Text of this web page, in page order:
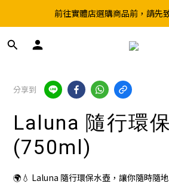
超取滿199、宅配滿490 享
前往實體店選購商品前，請先
超取滿199、宅配滿490 享
分享到
Laluna 隨行環
(750ml)
🌍💧 Laluna 隨行環保水壺，讓你隨時隨